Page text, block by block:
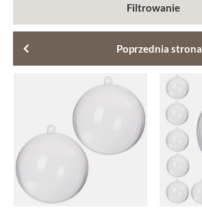
Filtrowanie
Poprzednia strona